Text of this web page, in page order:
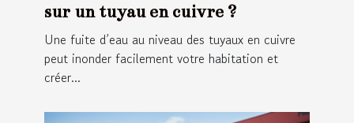
sur un tuyau en cuivre ?
Une fuite d’eau au niveau des tuyaux en cuivre
peut inonder facilement votre habitation et
créer...